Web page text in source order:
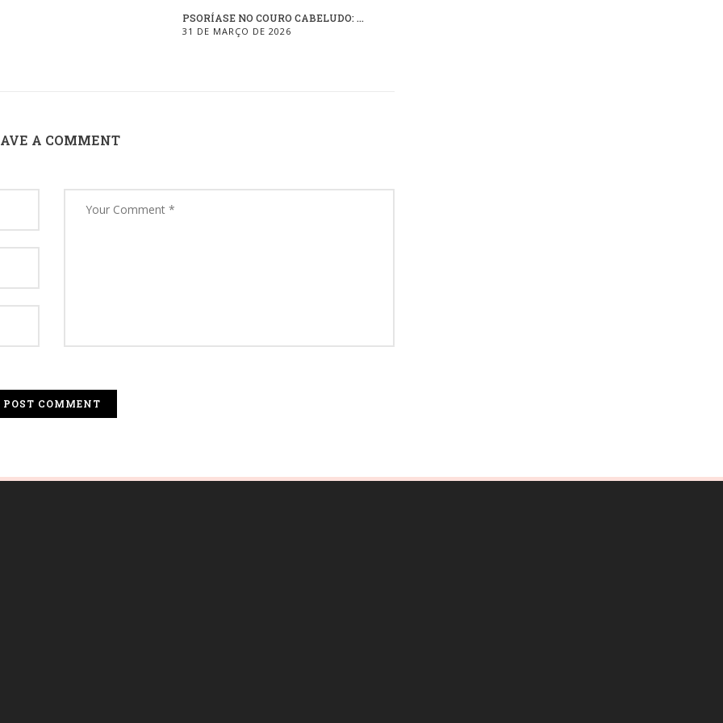
PSORÍASE NO COURO CABELUDO: ...
31 DE MARÇO DE 2026
A COMMENT